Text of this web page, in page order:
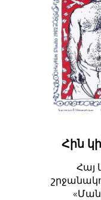
Հին
Հայ